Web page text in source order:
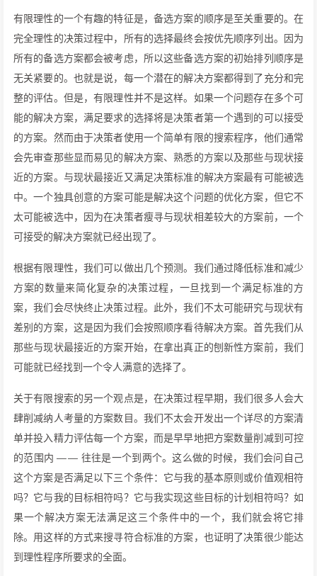
有限理性的一个有趣的特征是，备选方案的顺序是至关重要的。在
完全理性的决策过程中，所有的选择最终会按优先顺序列出。因为
所有的备选方案都会被考虑，所以这些备选方案的初始排列顺序是
无关紧要的。也就是说，每一个潜在的解决方案都得到了充分和完
整的评估。但是，有限理性并不是这样。如果一个问题存在多个可
能的解决方案，满足要求的选择将是决策者第一个遇到的可以接受
的方案。然而由于决策者使用一个简单有限的搜索程序，他们通常
会先审查那些显而易见的解决方案、熟悉的方案以及那些与现状接
近的方案。与现状最接近又满足决策标准的解决方案最有可能被选
中。一个独具创意的方案可能是解决这个问题的优化方案，但它不
太可能被选中，因为在决策者瘦寻与现状相差较大的方案前，一个
可接受的解决方案就已经出现了。
根据有限理性，我们可以做出几个预测。我们通过降低标准和减少
方案的数量来简化复杂的决策过程，一旦找到一个满足标准的方
案，我们会尽快终止决策过程。此外，我们不太可能研究与现状有
差别的方案，这是因为我们会按照顺序看待解决方案。首先我们从
那些与现状最接近的方案开始，在拿出真正的刨新性方案前，我们
可能就已经找到一个令人满意的选择了。
关于有限搜索的另一个观点是，在决策过程早期，我们很多人会大
肆削减纳人考量的方案数目。我们不太会开发出一个详尽的方案清
单并投入精力评估每一个方案，而是早早地把方案数量削减到可控
的范围内 —— 往往是一个到两个。这么做的时候，我们会问自己
这个方案是否满足以下三个条件：它与我的基本原则或价值观相符
吗？它与我的目标相符吗？它与我实现这些目标的计划相符吗？如
果一个解决方案无法满足这三个条件中的一个，我们就会将它排
除。用这样的方式来搜寻符合标准的方案，也证明了决策很少能达
到理性程序所要求的全面。